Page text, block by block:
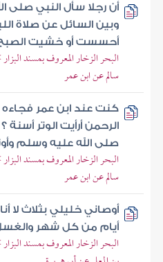
أن رجلا سأل النبي صلى
وبين السائل عن صلاة
أحسست أو خشيت الصبح
البحر الزخار المعروف بمسند
سالم عن ابن عمر
كنت عند ابن عمر فجاءه
الرحمن أرأيت الوتر
صلى الله عليه وسلم
البحر الزخار المعروف بمسند
سالم عن ابن عمر
أوصاني خليلي بثلاث لا
أيام من كل شهر
البحر الزخار المعروف بمسند